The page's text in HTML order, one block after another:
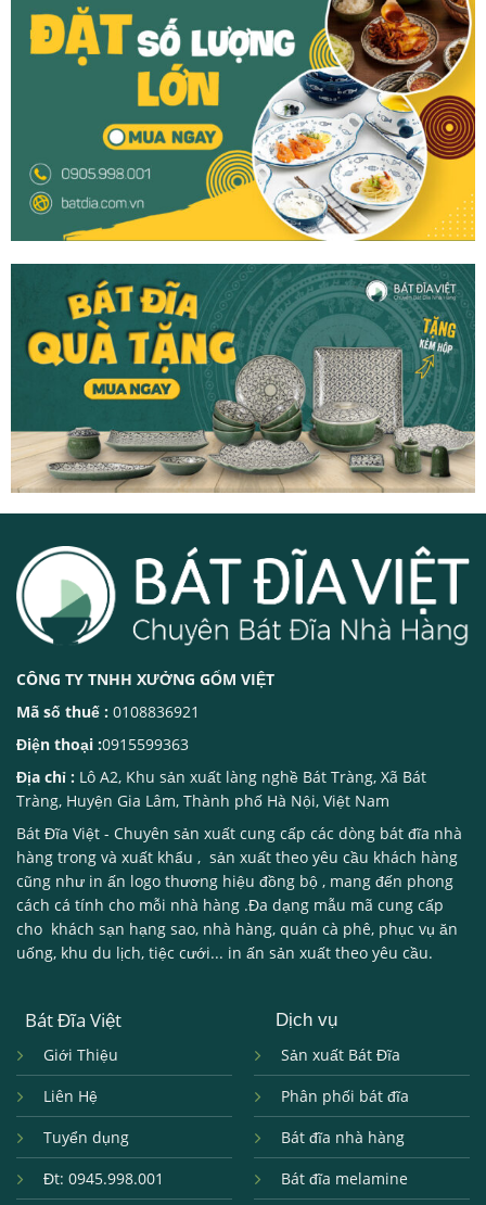
CÔNG TY TNHH XƯỞNG GỐM VIỆT
Mã số thuế : 0108836921
Điện thoại :0915599363
Địa chỉ : Lô A2, Khu sản xuất làng nghề Bát Tràng, Xã Bát
Tràng, Huyện Gia Lâm, Thành phố Hà Nội, Việt Nam
Bát Đĩa Việt - Chuyên sản xuất cung cấp các dòng bát đĩa nhà
hàng trong và xuất khẩu , sản xuất theo yêu cầu khách hàng
cũng như in ấn logo thương hiệu đồng bộ , mang đến phong
cách cá tính cho mỗi nhà hàng .Đa dạng mẫu mã cung cấp
cho khách sạn hạng sao, nhà hàng, quán cà phê, phục vụ ăn
uống, khu du lịch, tiệc cưới... in ấn sản xuất theo yêu cầu.
Bát Đĩa Việt
Giới Thiệu
Liên Hệ
Tuyển dụng
Đt: 0945.998.001
Dịch vụ
Sản xuất Bát Đĩa
Phân phối bát đĩa
Bát đĩa nhà hàng
Bát đĩa melamine